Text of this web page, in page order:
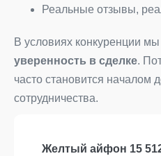
Реальные отзывы,
В условиях конкуренции
уверенность в сделке.
часто становится началом
сотрудничества.
Желтый айфон 15